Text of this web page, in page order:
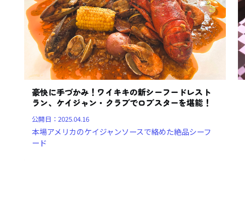
豪快に手づかみ！ワイキキの新シーフードレスト
ラン、ケイジャン・クラブでロブスターを堪能！
公開日：2025.04.16
本場アメリカのケイジャンソースで絡めた絶品シーフ
ード